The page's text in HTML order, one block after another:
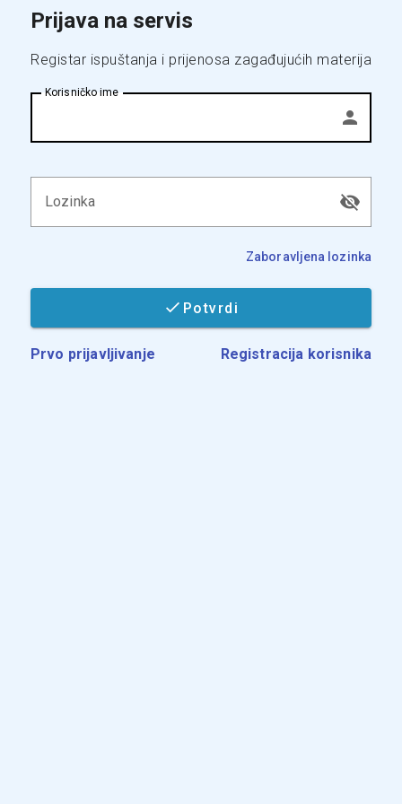
Prijava na servis
Registar ispuštanja i prijenosa zagađujućih materija
Korisničko ime
Lozinka
Zaboravljena lozinka
Potvrdi
Prvo prijavljivanje Registracija korisnika